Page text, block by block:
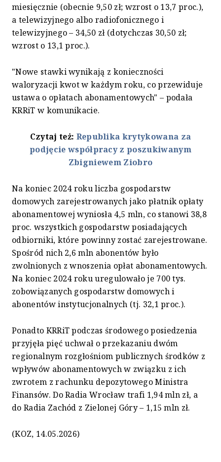
miesięcznie (obecnie 9,50 zł; wzrost o 13,7 proc.),
a telewizyjnego albo radiofonicznego i
telewizyjnego – 34,50 zł (dotychczas 30,50 zł;
wzrost o 13,1 proc.).
"Nowe stawki wynikają z konieczności
waloryzacji kwot w każdym roku, co przewiduje
ustawa o opłatach abonamentowych" – podała
KRRiT w komunikacie.
Czytaj też: Republika krytykowana za
podjęcie współpracy z poszukiwanym
Zbigniewem Ziobro
Na koniec 2024 roku liczba gospodarstw
domowych zarejestrowanych jako płatnik opłaty
abonamentowej wyniosła 4,5 mln, co stanowi 38,8
proc. wszystkich gospodarstw posiadających
odbiorniki, które powinny zostać zarejestrowane.
Spośród nich 2,6 mln abonentów było
zwolnionych z wnoszenia opłat abonamentowych.
Na koniec 2024 roku uregulowało je 700 tys.
zobowiązanych gospodarstw domowych i
abonentów instytucjonalnych (tj. 32,1 proc.).
Ponadto KRRiT podczas środowego posiedzenia
przyjęła pięć uchwał o przekazaniu dwóm
regionalnym rozgłośniom publicznych środków z
wpływów abonamentowych w związku z ich
zwrotem z rachunku depozytowego Ministra
Finansów. Do Radia Wrocław trafi 1,94 mln zł, a
do Radia Zachód z Zielonej Góry – 1,15 mln zł.
(KOZ, 14.05.2026)